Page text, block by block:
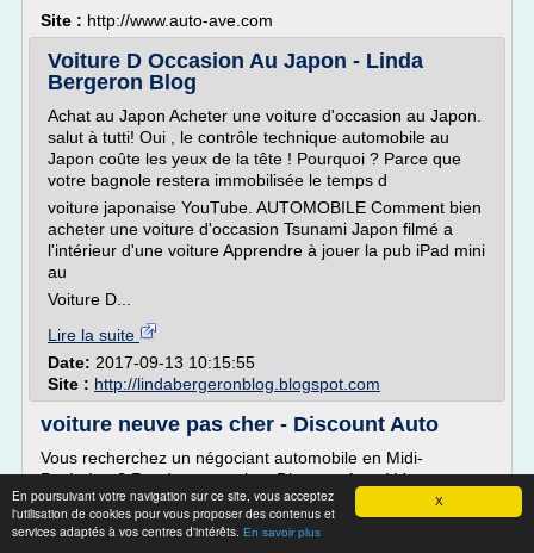
X
En poursuivant votre navigation sur ce site, vous acceptez
l'utilisation de cookies pour vous proposer des contenus et
services adaptés à vos centres d'intérêts. En savoir plus
Site : http://www.auto-ave.com
Voiture D Occasion Au Japon - Linda
Bergeron Blog
Achat au Japon Acheter une voiture d'occasion au Japon.
salut à tutti! Oui , le contrôle technique automobile au
Japon coûte les yeux de la tête ! Pourquoi ? Parce que
votre bagnole restera immobilisée le temps d
voiture japonaise YouTube. AUTOMOBILE Comment bien
acheter une voiture d'occasion Tsunami Japon filmé a
l'intérieur d'une voiture Apprendre à jouer la pub iPad mini
au
Voiture D...
Lire la suite
Date: 2017-09-13 10:15:55
Site : http://lindabergeronblog.blogspot.com
voiture neuve pas cher - Discount Auto
Vous recherchez un négociant automobile en Midi-
Pyrénées ? Rendez-vous chez Discount Auto ! Votre
spécialiste des voitures neuves pas chères vous propose à
la vente un grand choix de véhicules toutes marques.
N'hésitez pas à...